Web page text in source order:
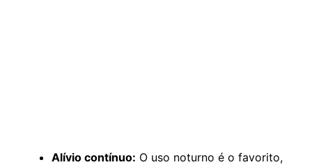
Alívio contínuo: O uso noturno é o favorito,